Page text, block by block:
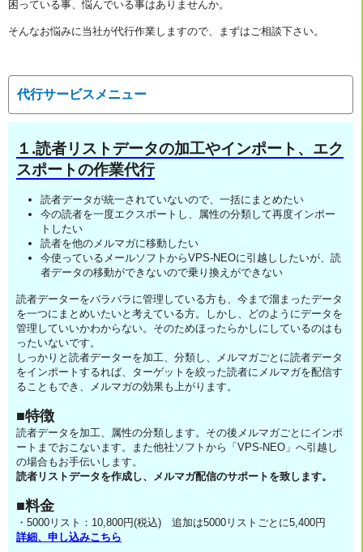
困っている事、悩んでいる事はありませんか。
そんなお悩みに当社が代行作業しますので、まずはご相談下さい。
代行サービスメニュー
１.読者リストデータの加工やインポート、エク
スポートの作業代行
読者データが統一されていないので、一括にまとめたい
今の読者を一度エクスポートし、属性の分類して再度インポー
トしたい
読者を他のメルマガに移動したい
今使っているメールソフトからVPS-NEOに引越ししたいが、読
者データの移動ができないので乗り換えができない
読者データーをバラバラに管理している方も、今まで溜まったデータ
を一つにまとめいたいと考えている方。しかし、どのようにデータを
管理していいかわからない。そのためほったらかしにしているのはも
ったいないです。
しっかりと読者データーを加工、分類し、メルマガごとに読者データ
をインポートするれば、ターゲットを絞った読者にメルマガを配信す
ることもでき、メルマガの効果も上がります。
■特徴
読者データを加工、属性の分類します。その後メルマガごとにインポ
ートまでおこないます。また他社ソフトから「VPS-NEO」へ引越し
の場合もお手伝いします。
読者リストデータを作成し、メルマガ配信のサポートを致します。
■料金
・5000リスト：10,800円(税込) 追加は5000リストごとに5,400円
詳細、申し込みこちら